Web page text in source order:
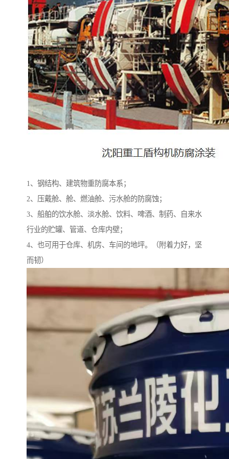
1、钢结构、建筑物重防腐本系；
2、压戴舱、舱、燃油舱、污水舱的防腐蚀；
3、船舶的饮水舱、淡水舱、饮料、啤酒、制药、自来水
行业的贮罐、管道、仓库内壁；
4、也可用于仓库、机房、车间的地坪。（附着力好，坚
而韧）